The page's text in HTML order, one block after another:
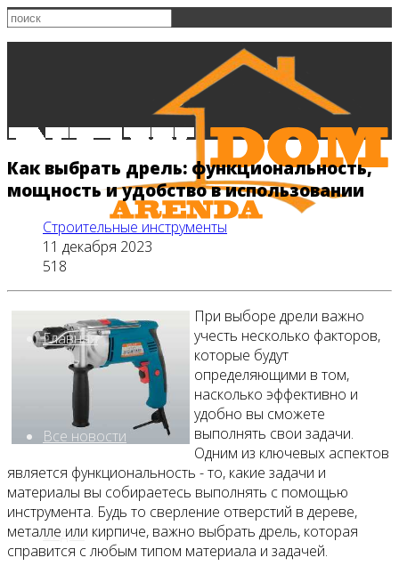
Главная
Все новости
Видео
Как выбрать дрель: функциональность,
мощность и удобство в использовании
Строительные инструменты
11 декабря 2023
518
При выборе дрели важно
учесть несколько факторов,
которые будут
определяющими в том,
насколько эффективно и
удобно вы сможете
выполнять свои задачи.
Одним из ключевых аспектов
является функциональность - то, какие задачи и
материалы вы собираетесь выполнять с помощью
инструмента. Будь то сверление отверстий в дереве,
металле или кирпиче, важно выбрать дрель, которая
справится с любым типом материала и задачей.